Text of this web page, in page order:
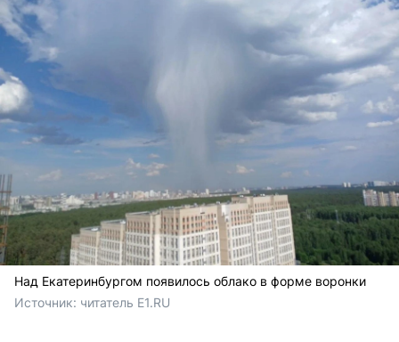
Над Екатеринбургом появилось облако в форме воронки
Источник: читатель E1.RU